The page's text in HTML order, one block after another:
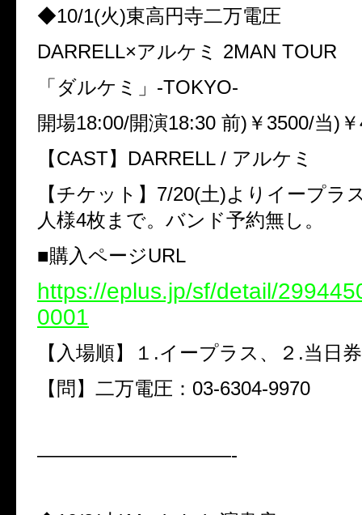
◆10/1(火)東高円寺二万電圧
DARRELL×アルケミ 2MAN TOUR
「ダルケミ」-TOKYO-
開場18:00/開演18:30 前)￥3500/当)
【CAST】DARRELL / アルケミ
【チケット】7/20(土)よりイープラ
人様4枚まで。バンド予約無し。
■購入ページURL
https://eplus.jp/sf/detail/
0001
【入場順】１.イープラス、２.当日券
【問】二万電圧：03-6304-9970
——————————-